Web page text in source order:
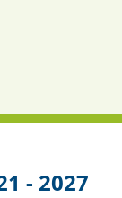
- 2027